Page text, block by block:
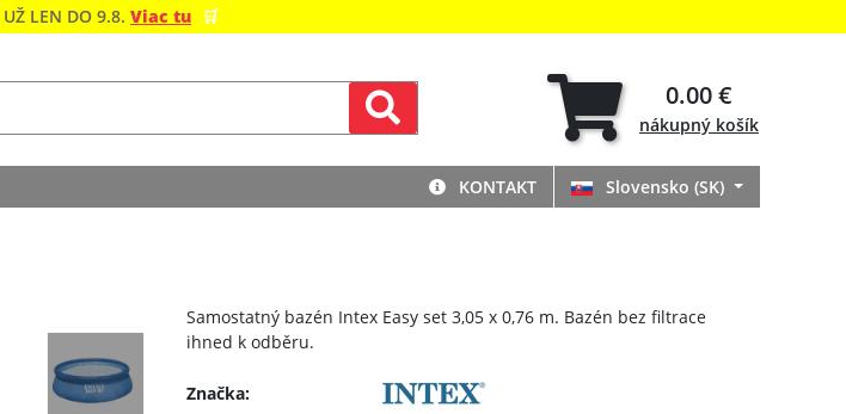
UŽ LEN DO 9.8. Viac tu 🛒
0.00 €
nákupný košík
KONTAKT Slovensko (SK)
Samostatný bazén Intex Easy set 3,05 x 0,76 m. Bazén bez filtrace
ihned k odběru.
Značka: